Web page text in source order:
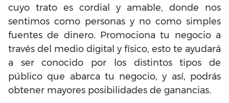
cuyo trato es cordial y amable, donde nos
sentimos como personas y no como simples
fuentes de dinero. Promociona tu negocio a
través del medio digital y físico, esto te ayudará
a ser conocido por los distintos tipos de
público que abarca tu negocio, y así, podrás
obtener mayores posibilidades de ganancias.